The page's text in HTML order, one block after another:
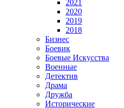
2021
2020
2019
2018
Бизнес
Боевик
Боевые Искусства
Военные
Детектив
Драма
Дружба
Исторические